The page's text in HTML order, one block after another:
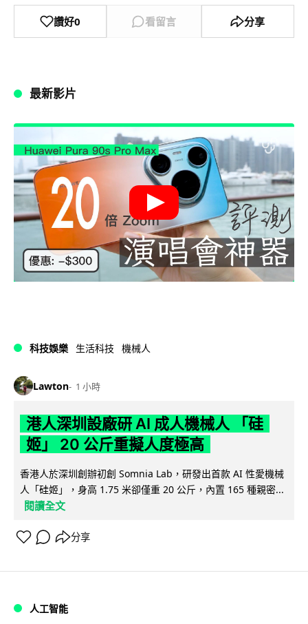
讚好0 看留言 分享
最新影片
科技娛樂 生活科技 機械人
Lawton 1 小時
港人深圳設廠研 AI 成人機械人 「硅
姬」 20 公斤重擬人度極高
香港人於深圳創辦初創 Somnia Lab，研發出首款 AI 性愛機械
人「硅姬」，身高 1.75 米卻僅重 20 公斤，內置 165 種親密...
閱讀全文
分享
人工智能